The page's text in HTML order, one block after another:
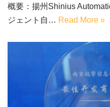
概要：揚州Shinius
ジェント自… Read More »